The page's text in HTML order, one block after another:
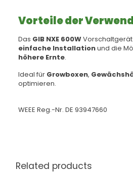
Vorteile der
Das GIB NXE 600W
einfache Installationund die
höhere Ernte.
Ideal für Growboxen,
optimieren.
WEEE Reg.-Nr. DE 93947660
Related products